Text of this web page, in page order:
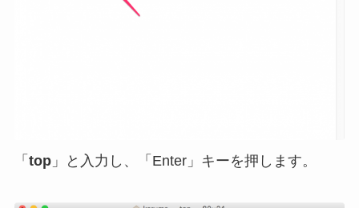
「 top」と入力し、「Enter」キーを押します。